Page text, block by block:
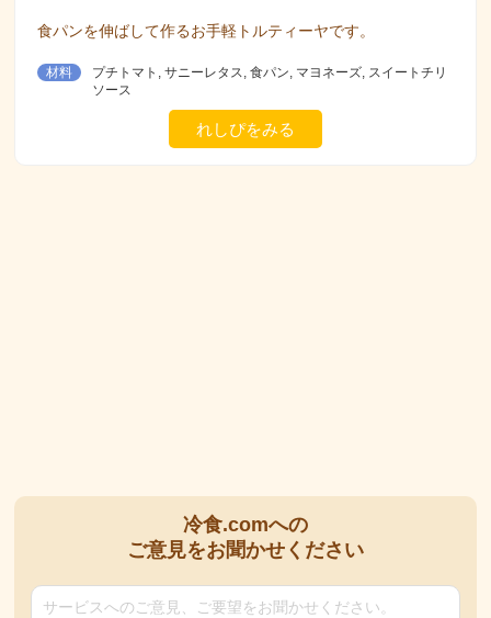
食パンを伸ばして作るお手軽トルティーヤです。
材料
プチトマト, サニーレタス, 食パン, マヨネーズ, スイートチリ
ソース
れしぴをみる
冷食.comへの
ご意見をお聞かせください